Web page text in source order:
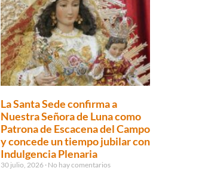
La Santa Sede confirma a
Nuestra Señora de Luna como
Patrona de Escacena del Campo
y concede un tiempo jubilar con
Indulgencia Plenaria
30 julio, 2026 No hay comentarios